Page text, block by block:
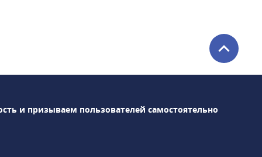
от исследуемой области. В Москве доступны
и призываем пользователей самостоятельно